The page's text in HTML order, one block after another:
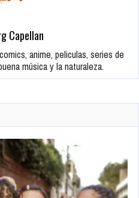
Capellan
anime, peliculas, series de
música y la naturaleza.